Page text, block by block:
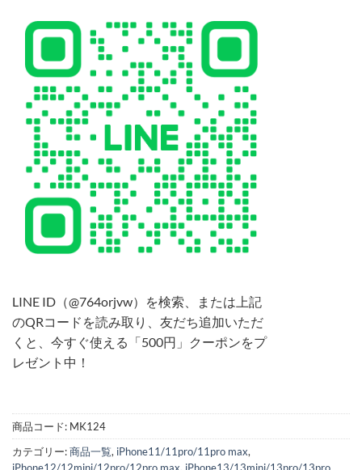
LINE ID（@764orjvw）を検索、または上記
のQRコードを読み取り、友だち追加いただ
くと、今すぐ使える「500円」クーポンをプ
レゼント中！
商品コード: MK124
カテゴリー:商品一覧, iPhone11/11pro/11pro max,